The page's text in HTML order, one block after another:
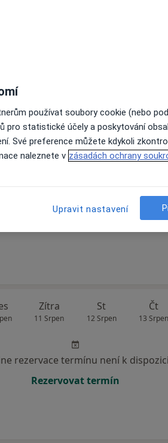
Zítra St
12 Srpen
Čt
13
rezervace termínu není k
Zítra
11 Srpen
St
12 Srpen
Čt
13 Srpen
rezervace termínu není k dispozici
Rezervovat termín
používat soubory cookie (nebo
pro statistické účely a poskytování
Své preference můžete kdykoli
naleznete v zásadách ochrany
Upravit nastavení